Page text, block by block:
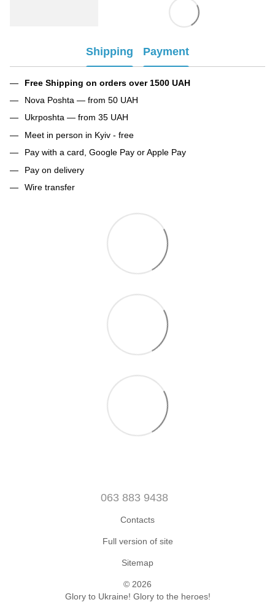
Shipping Payment
Free Shipping on orders over 1500 UAH
Nova Poshta — from 50 UAH
Ukrposhta — from 35 UAH
Meet in person in Kyiv - free
Pay with a card, Google Pay or Apple Pay
Pay on delivery
Wire transfer
063 883 9438
Contacts
Full version of site
Sitemap
© 2026
Glory to Ukraine! Glory to the heroes!